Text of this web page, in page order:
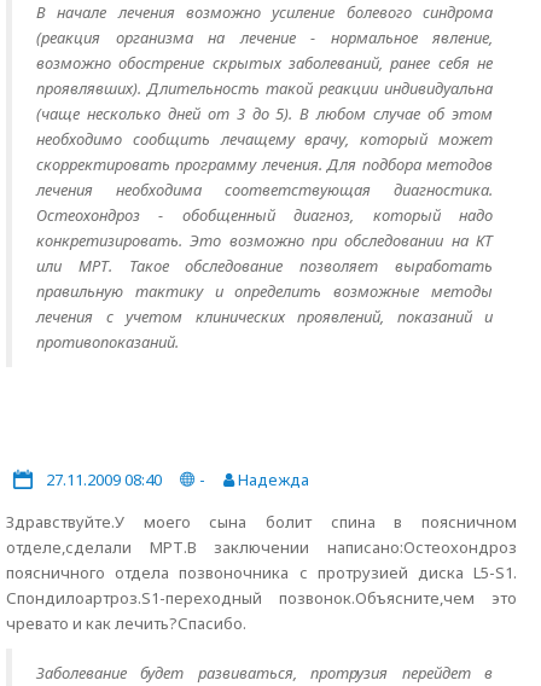
В начале лечения возможно усиление болевого синдрома
(реакция организма на лечение - нормальное явление,
возможно обострение скрытых заболеваний, ранее себя не
проявлявших). Длительность такой реакции индивидуальна
(чаще несколько дней от 3 до 5). В любом случае об этом
необходимо сообщить лечащему врачу, который может
скорректировать программу лечения. Для подбора методов
лечения необходима соответствующая диагностика.
Остеохондроз - обобщенный диагноз, который надо
конкретизировать. Это возможно при обследовании на КТ
или МРТ. Такое обследование позволяет выработать
правильную тактику и определить возможные методы
лечения с учетом клинических проявлений, показаний и
противопоказаний.
27.11.2009 08:40 -
Надежда
Здравствуйте.У моего сына болит спина в поясничном
отделе,сделали МРТ.В заключении написано:Остеохондроз
поясничного отдела позвоночника с протрузией диска L5-S1.
Спондилоартроз.S1-переходный позвонок.Объясните,чем это
чревато и как лечить?Спасибо.
Заболевание будет развиваться, протрузия перейдет в